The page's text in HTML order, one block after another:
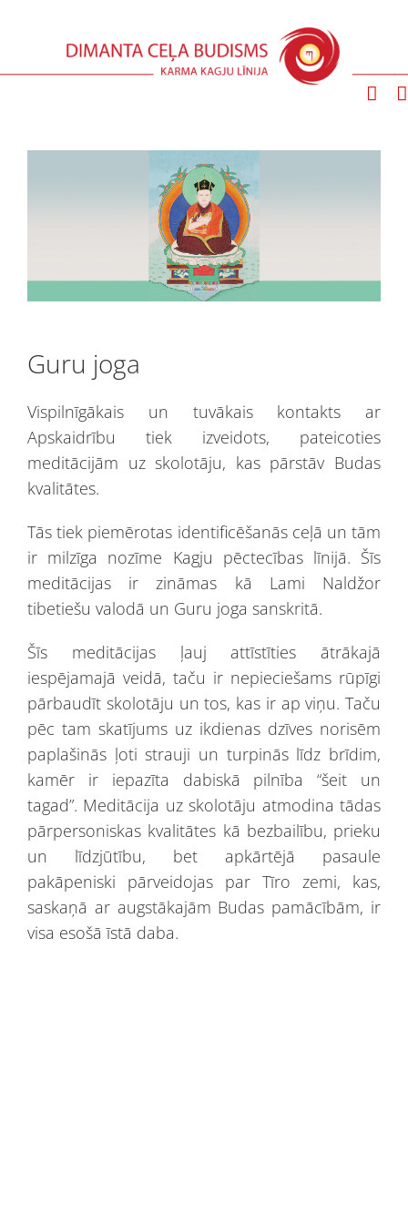
Guru joga
Vispilnīgākais un tuvākais kontakts ar
Apskaidrību tiek izveidots, pateicoties
meditācijām uz skolotāju, kas pārstāv Budas
kvalitātes.
Tās tiek piemērotas identificēšanās ceļā un tām
ir milzīga nozīme Kagju pēctecības līnijā. Šīs
meditācijas ir zināmas kā Lami Naldžor
tibetiešu valodā un Guru joga sanskritā.
Šīs meditācijas ļauj attīstīties ātrākajā
iespējamajā veidā, taču ir nepieciešams rūpīgi
pārbaudīt skolotāju un tos, kas ir ap viņu. Taču
pēc tam skatījums uz ikdienas dzīves norisēm
paplašinās ļoti strauji un turpinās līdz brīdim,
kamēr ir iepazīta dabiskā pilnība “šeit un
tagad”. Meditācija uz skolotāju atmodina tādas
pārpersoniskas kvalitātes kā bezbailību, prieku
un līdzjūtību, bet apkārtējā pasaule
pakāpeniski pārveidojas par Tīro zemi, kas,
saskaņā ar augstākajām Budas pamācībām, ir
visa esošā īstā daba.